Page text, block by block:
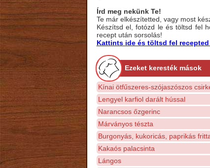
Írd meg nekünk Te!
Te már elkészítetted, vagy most
Készítsd el, fotózd le és töltsd fel
recept után sorsolás!
Kattints ide és töltsd fel
Ezeket keresték mások
Kínai ötfűszeres-szójaszószos
Lengyel karfiol darált hússal
Narancsos őzgerinc
Márványos tészta
Burgonyás, kukoricás, paprikás
Kakaós palacsinta
Lángos